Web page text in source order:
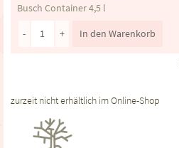
Busch Container 4,5 l
- + In den Warenkorb
zurzeit nicht erhältlich im Online-Shop